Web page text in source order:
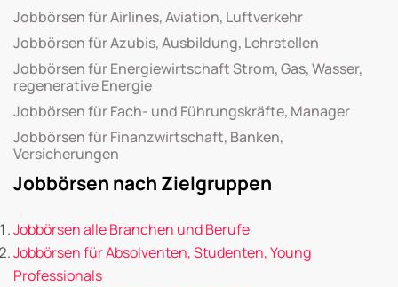
Jobbörsen für Airlines, Aviation, Luftverkehr
Jobbörsen für Azubis, Ausbildung, Lehrstellen
Jobbörsen für Energiewirtschaft Strom, Gas, Wasser,
regenerative Energie
Jobbörsen für Fach- und Führungskräfte, Manager
Jobbörsen für Finanzwirtschaft, Banken,
Versicherungen
Jobbörsen nach Zielgruppen
Jobbörsen alle Branchen und Berufe
Jobbörsen für Absolventen, Studenten, Young
Professionals